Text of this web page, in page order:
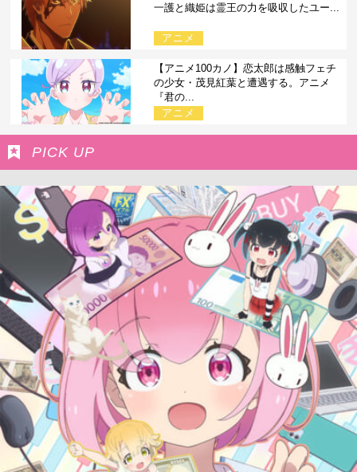
一護と織姫は霊王の力を吸収したユー...
アニメ
【アニメ100カノ】恋太郎は感触フェチ
の少女・茂見紅葉と遭遇する。アニメ
『君の...
アニメ
PICK UP